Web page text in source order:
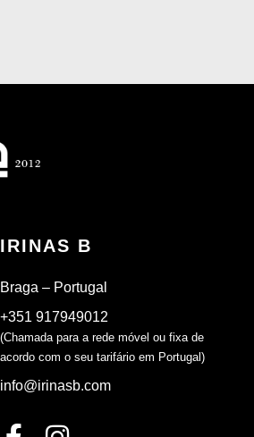
IRINAS B
Braga – Portugal
+351 917949012
(Chamada para a rede móvel ou fixa de
acordo com o seu tarifário em Portugal)
info@irinasb.com